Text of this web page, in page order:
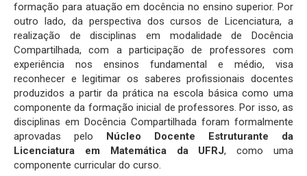
formação para atuação em docência no ensino superior. Por
outro lado, da perspectiva dos cursos de Licenciatura, a
realização de disciplinas em modalidade de Docência
Compartilhada, com a participação de professores com
experiência nos ensinos fundamental e médio, visa
reconhecer e legitimar os saberes profissionais docentes
produzidos a partir da prática na escola básica como uma
componente da formação inicial de professores. Por isso, as
disciplinas em Docência Compartilhada foram formalmente
aprovadas pelo Núcleo Docente Estruturante da
Licenciatura em Matemática da UFRJ, como uma
componente curricular do curso.